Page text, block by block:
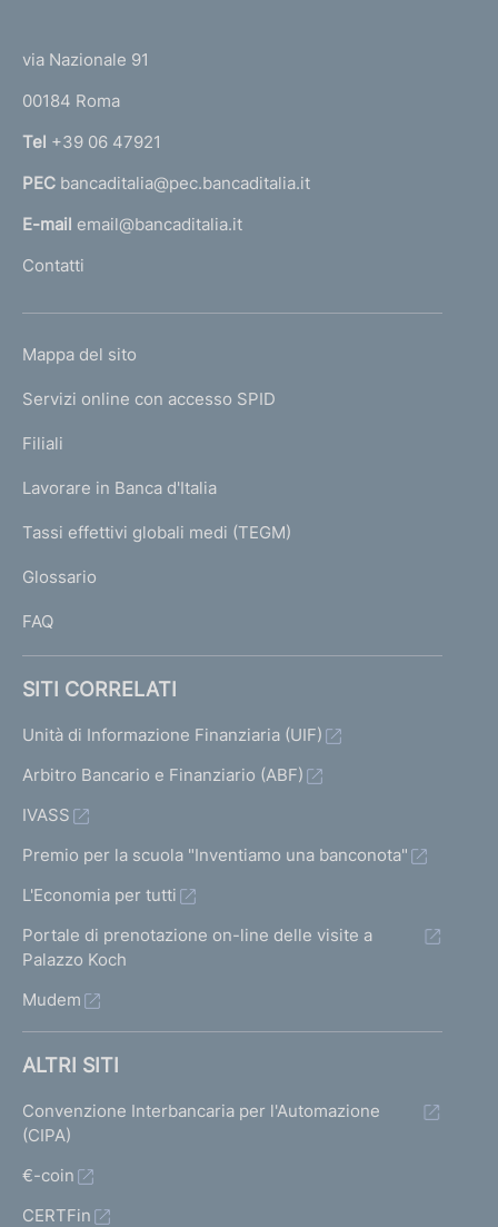
r
n
a
l
'
m
e
a
g
via Nazionale 91
00184 Roma
Tel +39 06 47921
PEC bancaditalia@pec.bancaditalia.it
E-mail email@bancaditalia.it
Contatti
L
N
K
T
I
I
Mappa del sito
Servizi online con accesso SPID
Filiali
Lavorare in Banca d'Italia
Tassi effettivi globali medi (TEGM)
Glossario
FAQ
SITI CORRELATI
Unità di Informazione Finanziaria (UIF)
Arbitro Bancario e Finanziario (ABF)
IVASS
Premio per la scuola "Inventiamo una banconota"
L'Economia per tutti
Portale di prenotazione on-line delle visite a
Palazzo Koch
Mudem
ALTRI SITI
Convenzione Interbancaria per l'Automazione
(CIPA)
€-coin
CERTFin